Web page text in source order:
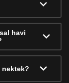
havi